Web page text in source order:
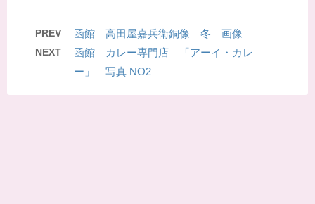
PREV 函館 高田屋嘉兵衛銅像 冬 画像
NEXT
函館 カレー専門店 「アーイ・カレ
ー」 写真 NO2